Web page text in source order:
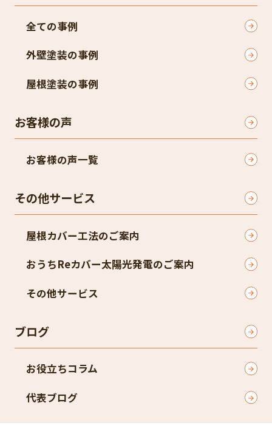
全ての事例
外壁塗装の事例
屋根塗装の事例
お客様の声
お客様の声一覧
その他サービス
屋根カバー工法のご案内
おうちReカバー太陽光発電のご案内
その他サービス
ブログ
お役立ちコラム
代表ブログ